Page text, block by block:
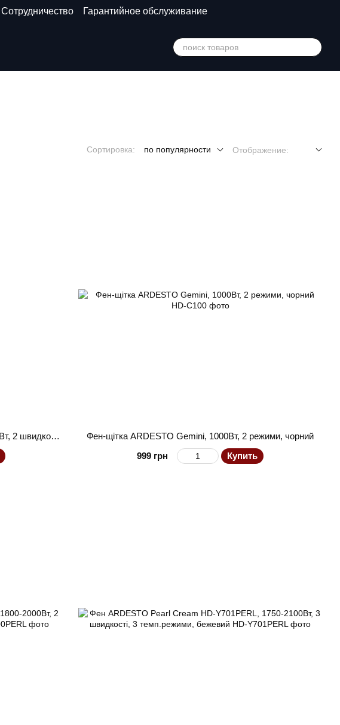
Сотрудничество Гарантийное обслуживание
Сортировка: по популярности Отображение:
Фен-щітка ARDESTO Brush Pink Touch, 1200Вт, 2 швидкості, 2 темп. режими, LED-дисплей, функція іонізації , 4 насадки, сірий+ рожевий
Фен-щітка ARDESTO Gemini, 1000Вт, 2 режими, чорний
999 грн
Купить